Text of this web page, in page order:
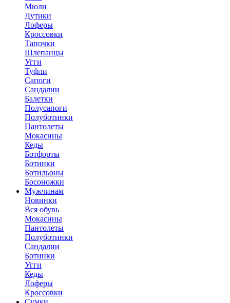
Мюли
Дутики
Лоферы
Кроссовки
Тапочки
Шлепанцы
Угги
Туфли
Сапоги
Сандалии
Балетки
Полусапоги
Полуботинки
Пантолеты
Мокасины
Кеды
Ботфорты
Ботинки
Ботильоны
Босоножки
Мужчинам
Новинки
Вся обувь
Мокасины
Пантолеты
Полуботинки
Сандалии
Ботинки
Угги
Кеды
Лоферы
Кроссовки